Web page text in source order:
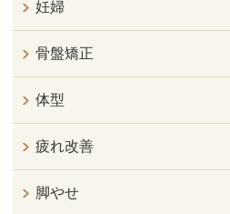
妊婦
骨盤矯正
体型
疲れ改善
脚やせ